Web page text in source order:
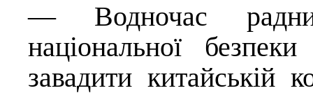
— Водночас
національної
завадити китайській